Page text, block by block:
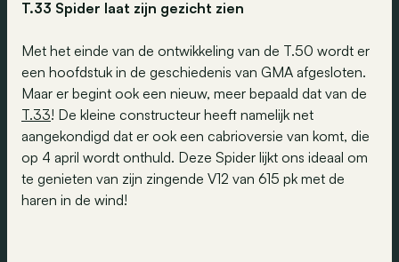
T.33 Spider laat zijn gezicht zien
Met het einde van de ontwikkeling van de T.50 wordt er
een hoofdstuk in de geschiedenis van GMA afgesloten.
Maar er begint ook een nieuw, meer bepaald dat van de
T.33! De kleine constructeur heeft namelijk net
aangekondigd dat er ook een cabrioversie van komt, die
op 4 april wordt onthuld. Deze Spider lijkt ons ideaal om
te genieten van zijn zingende V12 van 615 pk met de
haren in de wind!